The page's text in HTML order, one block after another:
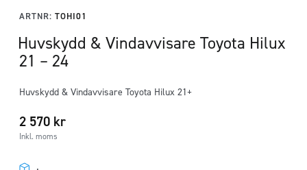
ARTNR: TOHI01
Huvskydd & Vindavvisare Toyota Hilux
21 – 24
Huvskydd & Vindavvisare Toyota Hilux 21+
2 570 kr
Inkl. moms